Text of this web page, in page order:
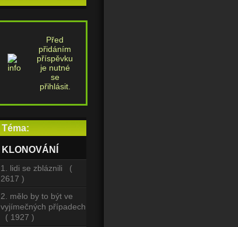
Před
přidáním
příspěvku
je nutné
se
přihlásit.
Téma:
KLONOVÁNÍ
1. lidi se zbláznili (
2617 )
2. mělo by to být ve
vyjímečných případech
( 1927 )